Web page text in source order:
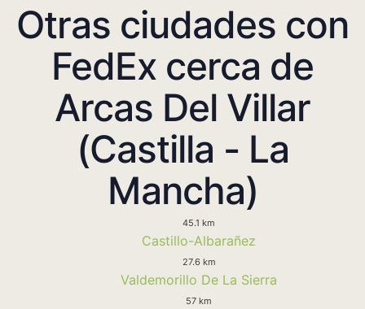
Otras ciudades con
FedEx cerca de
Arcas Del Villar
(Castilla - La
Mancha)
45.1 km
Castillo-Albarañez
27.6 km
Valdemorillo De La Sierra
57 km